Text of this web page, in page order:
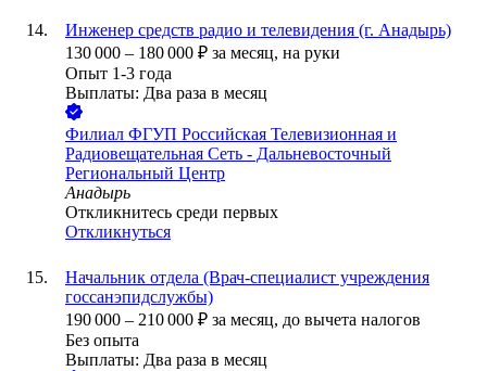
Инженер средств радио и телевидения (г. Анадырь)
130 000 – 180 000 ₽ за месяц, на руки
Опыт 1-3 года
Выплаты: Два раза в месяц
Филиал ФГУП Российская Телевизионная и
Радиовещательная Сеть - Дальневосточный
Региональный Центр
Анадырь
Откликнитесь среди первых
Откликнуться
Начальник отдела (Врач-специалист учреждения
госсанэпидслужбы)
190 000 – 210 000 ₽ за месяц, до вычета налогов
Без опыта
Выплаты: Два раза в месяц